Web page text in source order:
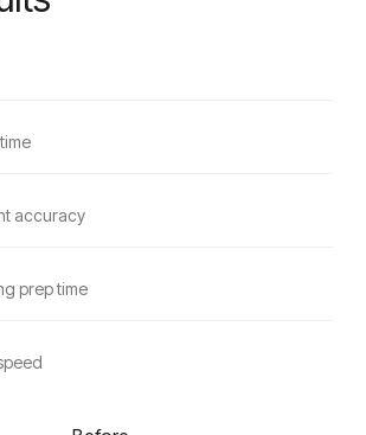
accuracy
prep time